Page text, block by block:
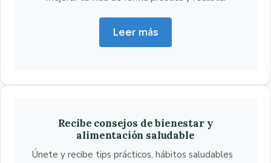
Leer más
Recibe consejos de bienestar y
alimentación saludable
Únete y recibe tips prácticos, hábitos saludables